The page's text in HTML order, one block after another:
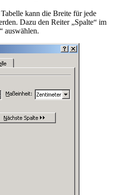
kann die Breite für jede
Dazu den Reiter „Spalte“ im
auswählen.